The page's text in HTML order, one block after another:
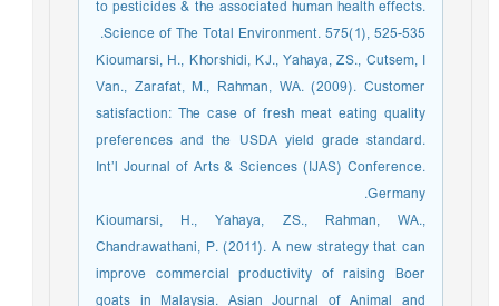
to pesticides & the associated human health effects.
Science of The Total Environment. 575(1), 525-535.
Kioumarsi, H., Khorshidi, KJ., Yahaya, ZS., Cutsem, I
Van., Zarafat, M., Rahman, WA. (2009). Customer
satisfaction: The case of fresh meat eating quality
preferences and the USDA yield grade standard.
Int’l Journal of Arts & Sciences (IJAS) Conference.
Germany.
Kioumarsi, H., Yahaya, ZS., Rahman, WA.,
Chandrawathani, P. (2011). A new strategy that can
improve commercial productivity of raising Boer